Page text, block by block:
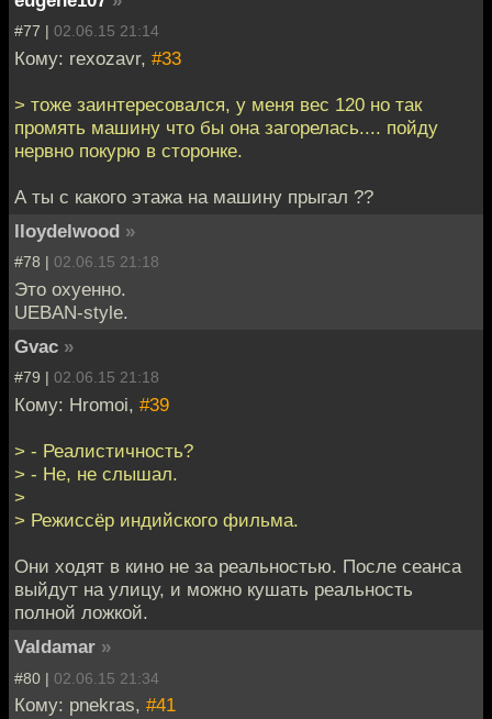
#77 | 02.06.15 21:14
Кому: rexozavr, #33
> тоже заинтересовался, у меня вес 120 но так
промять машину что бы она загорелась.... пойду
нервно покурю в сторонке.
А ты с какого этажа на машину прыгал ??
lloydelwood »
#78 | 02.06.15 21:18
Это охуенно.
UEBAN-style.
Gvac »
#79 | 02.06.15 21:18
Кому: Hromoi, #39
> - Реалистичность?
> - Не, не слышал.
>
> Режиссёр индийского фильма.
Они ходят в кино не за реальностью. После сеанса
выйдут на улицу, и можно кушать реальность
полной ложкой.
Valdamar »
#80 | 02.06.15 21:34
Кому: pnekras, #41